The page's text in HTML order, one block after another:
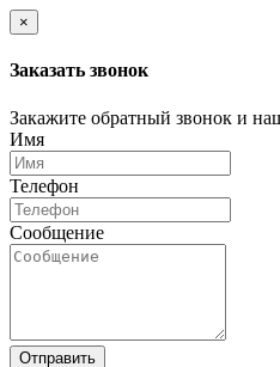
×
Заказать звонок
Закажите обратный звонок и
Имя
Телефон
Сообщение
Отправить